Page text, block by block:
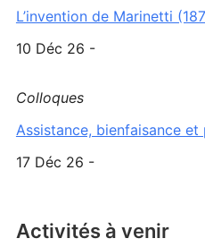
L’invention de Marinetti
10 Déc 26 -
Colloques
Assistance, bienfaisance
17 Déc 26 -
Activités à venir